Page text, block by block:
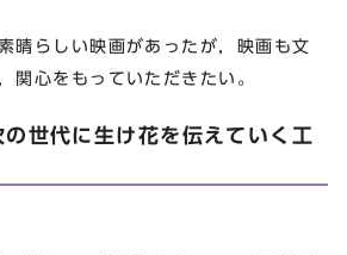
晴らしい映画があったが，映画も文
関心をもっていただきたい。
世代に生け花を伝えていく工